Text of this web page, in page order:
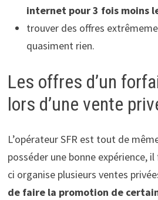
internet pour 3 fois moins
trouver des offres
quasiment rien.
Les offres d’un
lors d’une vente
L’opérateur SFR est tout de
posséder une bonne expérience,
ci organise plusieurs ventes
de faire la promotion de